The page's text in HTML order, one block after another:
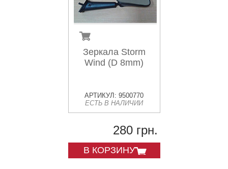
Зеркала Storm
Wind (D 8mm)
АРТИКУЛ: 9500770
ЕСТЬ В НАЛИЧИИ
280 грн.
В КОРЗИНУ